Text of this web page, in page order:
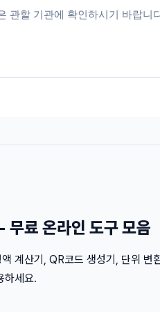
관할 기관에 확인하시기 바랍니
무료 온라인 도구 모음
계산기, QR코드 생성기, 단위 변
하세요.